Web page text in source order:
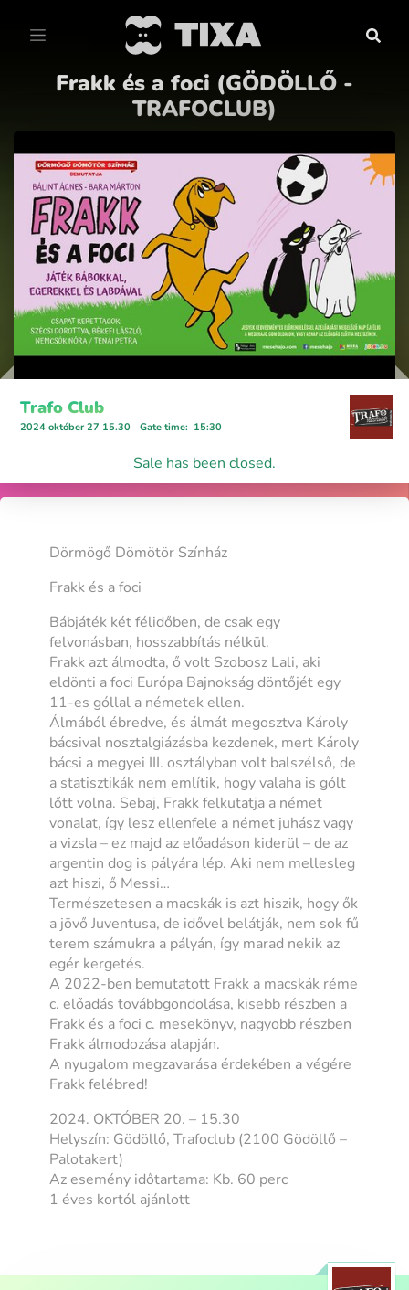
Frakk és a foci (GÖDÖLLŐ -
TRAFOCLUB)
Trafo Club
2024 október 27 15.30 Gate time: 15:30
Sale has been closed.
Dörmögő Dömötör Színház
Frakk és a foci
Bábjáték két félidőben, de csak egy
felvonásban, hosszabbítás nélkül.
Frakk azt álmodta, ő volt Szobosz Lali, aki
eldönti a foci Európa Bajnokság döntőjét egy
11-es góllal a németek ellen.
Álmából ébredve, és álmát megosztva Károly
bácsival nosztalgiázásba kezdenek, mert Károly
bácsi a megyei III. osztályban volt balszélső, de
a statisztikák nem említik, hogy valaha is gólt
lőtt volna. Sebaj, Frakk felkutatja a német
vonalat, így lesz ellenfele a német juhász vagy
a vizsla – ez majd az előadáson kiderül – de az
argentin dog is pályára lép. Aki nem mellesleg
azt hiszi, ő Messi…
Természetesen a macskák is azt hiszik, hogy ők
a jövő Juventusa, de idővel belátják, nem sok fű
terem számukra a pályán, így marad nekik az
egér kergetés.
A 2022-ben bemutatott Frakk a macskák réme
c. előadás továbbgondolása, kisebb részben a
Frakk és a foci c. mesekönyv, nagyobb részben
Frakk álmodozása alapján.
A nyugalom megzavarása érdekében a végére
Frakk felébred!
2024. OKTÓBER 20. – 15.30
Helyszín: Gödöllő, Trafoclub (2100 Gödöllő –
Palotakert)
Az esemény időtartama: Kb. 60 perc
1 éves kortól ajánlott